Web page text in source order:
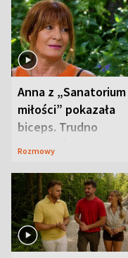
Anna z „Sanatorium
miłości” pokazała
biceps. Trudno
uwierzyć, co przeszła
Rozmowy